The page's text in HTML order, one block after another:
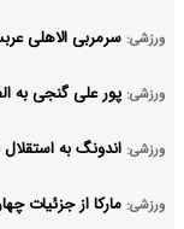
ورزشی: سرمربی الاهلی
ورزشی: پور علی گنجی به
ورزشی: اندونگ به
ورزشی: مارکا از جزئیات